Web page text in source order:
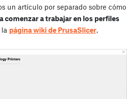
un artículo por separado sobre cómo
comenzar a trabajar en los perfiles
página wiki de PrusaSlicer.